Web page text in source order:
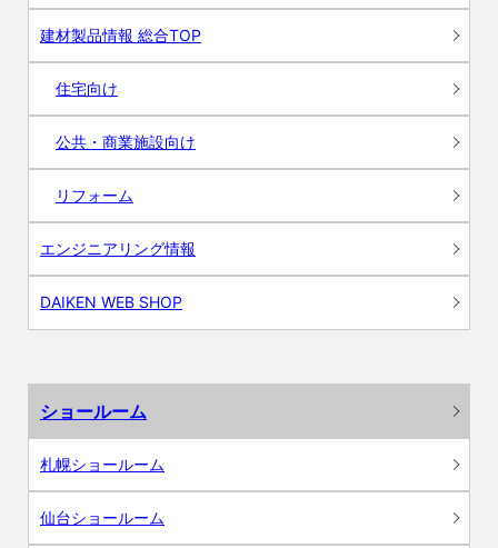
建材製品情報 総合TOP
住宅向け
公共・商業施設向け
リフォーム
エンジニアリング情報
DAIKEN WEB SHOP
ショールーム
札幌ショールーム
仙台ショールーム